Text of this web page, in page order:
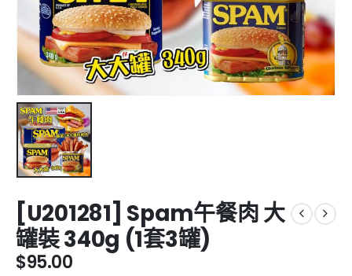
[U201281] Spam午餐肉 大
罐裝 340g (1套3罐)
$95.00